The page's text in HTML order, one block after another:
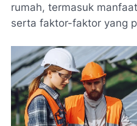
rumah, termasuk
serta faktor-faktor yang